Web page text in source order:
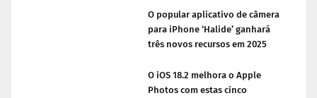
O popular aplicativo de câmera
para iPhone ‘Halide’ ganhará
três novos recursos em 2025
O iOS 18.2 melhora o Apple
Photos com estas cinco